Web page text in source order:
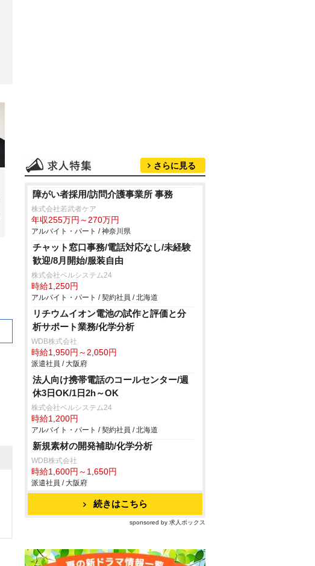
さらに見る
障がい者採用/訪問介護事業所 事務
株式会社若武者ケア
年収255万円～270万円
アルバイト・パート / 神奈川県
チャット窓口事務/電話対応なし/未経験
歓迎/8月開始/服装自由
株式会社ベルシステム24
時給1,250円
アルバイト・パート / 契約社員 / 北海道
リチウムイオン電池の試作と評価と分
析サポート業務/化学分析
WDB株式会社
時給1,950円～2,050円
派遣社員 / 大阪府
法人向け携帯電話のコールセンター/週
休3日OK/1日2h～OK
株式会社ベルシステム24
時給1,200円
アルバイト・パート / 契約社員 / 北海道
新規素材の開発補助/化学分析
WDB株式会社
時給1,600円～1,650円
派遣社員 / 大阪府
続きはこちら
sponsored by 求人ボックス